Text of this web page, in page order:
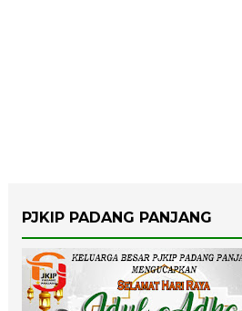
PJKIP PADANG PANJANG